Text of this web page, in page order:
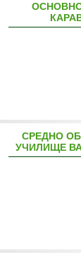
СРЕДНО
УЧИЛИЩЕ